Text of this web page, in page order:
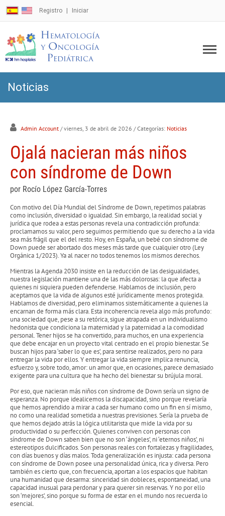
Registro Iniciar
Noticias
Admin Account / viernes, 3 de abril de 2026 / Categorías: Noticias
Ojalá nacieran más niños
con síndrome de Down
por Rocío López García-Torres
Con motivo del Día Mundial del Síndrome de Down, repetimos palabras
como inclusión, diversidad o igualdad. Sin embargo, la realidad social y
jurídica que rodea a estas personas revela una contradicción profunda:
proclamamos su valor, pero seguimos permitiendo que su derecho a la vida
sea más frágil que el del resto. Hoy, en España, un bebé con síndrome de
Down puede ser abortado dos meses más tarde que cualquier otro (Ley
Orgánica 1/2023). Ya al nacer no todos tenemos los mismos derechos.
Mientras la Agenda 2030 insiste en la reducción de las desigualdades,
nuestra legislación mantiene una de las más dolorosas: la que afecta a
quienes ni siquiera pueden defenderse. Hablamos de inclusión, pero
aceptamos que la vida de algunos esté jurídicamente menos protegida.
Hablamos de diversidad, pero eliminamos sistemáticamente a quienes la
encarnan de forma más clara. Esta incoherencia revela algo más profundo:
una sociedad que, pese a su retórica, sigue atrapada en un individualismo
hedonista que condiciona la maternidad y la paternidad a la comodidad
personal. Tener hijos se ha convertido, para muchos, en una experiencia
que debe encajar en un proyecto vital centrado en el propio bienestar. Se
buscan hijos para ‘saber lo que es’, para sentirse realizados, pero no para
entregar la vida por ellos. Y entregar la vida siempre implica renuncia,
esfuerzo y, sobre todo, amor: un amor que, en ocasiones, parece demasiado
exigente para una cultura que ha hecho del bienestar su brújula moral.
Por eso, que nacieran más niños con síndrome de Down sería un signo de
esperanza. No porque idealicemos la discapacidad, sino porque revelaría
que hemos aprendido a mirar a cada ser humano como un fin en sí mismo,
no como una realidad sometida a nuestras previsiones. Sería la prueba de
que hemos dejado atrás la lógica utilitarista que mide la vida por su
productividad o su perfección. Quienes conviven con personas con
síndrome de Down saben bien que no son ‘ángeles’, ni ‘eternos niños’, ni
estereotipos dulcificados. Son personas reales con fortalezas y fragilidades,
con días buenos y días malos. Toda generalización es injusta: cada persona
con síndrome de Down posee una personalidad única, rica y diversa. Pero
también es cierto que, con frecuencia, aportan a los espacios que habitan
una humanidad que desarma: sinceridad sin dobleces, espontaneidad, una
capacidad inusual para perdonar y para querer sin reservas. Y no por ello
son ‘mejores’, sino porque su forma de estar en el mundo nos recuerda lo
esencial.